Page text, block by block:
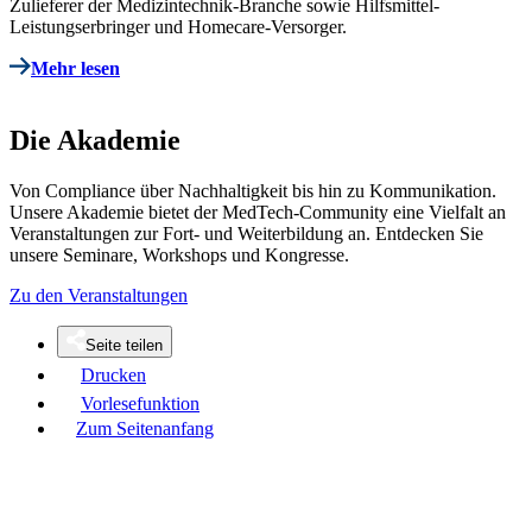
Zulieferer der Medizintechnik-Branche sowie Hilfsmittel-
Leistungserbringer und Homecare-Versorger.
Mehr lesen
Die Akademie
Von Compliance über Nachhaltigkeit bis hin zu Kommunikation.
Unsere Akademie bietet der MedTech-Community eine Vielfalt an
Veranstaltungen zur Fort- und Weiterbildung an. Entdecken Sie
unsere Seminare, Workshops und Kongresse.
Zu den Veranstaltungen
Seite teilen
Drucken
Vorlesefunktion
Zum Seitenanfang